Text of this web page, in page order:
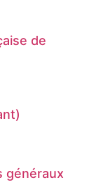
de
généraux